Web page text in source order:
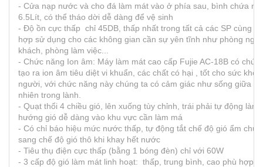
- Cửa nạp nước và cho đá làm mát vào ở phía sau, bình chứa
6.5Lít, có thể tháo dời dễ dàng để vệ sinh
- Độ ồn cực thấp chỉ 45DB, thấp nhất trong tất cả các SP cùng
hợp sử dụng cho các không gian cần sự yên tĩnh như phòng
khách, phòng làm việc...
- Chức năng Ion âm: Máy làm mát cao cấp Fujie AC-18B có chức
tạo ra ion âm tiêu diệt vi khuẩn, các chất có hại , tốt cho sức
người, với chức năng này chúng ta có cảm giác như sống giữa
nhiên trong lành.
- Quạt thổi 4 chiều gió, lên xuống tùy chỉnh, trái phải tự động làm
hướng gió dễ dàng vào khu vực cần làm má
- Có chỉ báo hiệu mức nước thấp, tự động tắt chế độ gió ẩm
sang chế độ gió thô khi khay hết nước
- Tiêu thụ điện cực thấp (bằng 1 bóng đèn) chỉ với 60W
- 3 cấp độ gió làm mát linh hoạt: thấp, trung bình, cao phù hợp